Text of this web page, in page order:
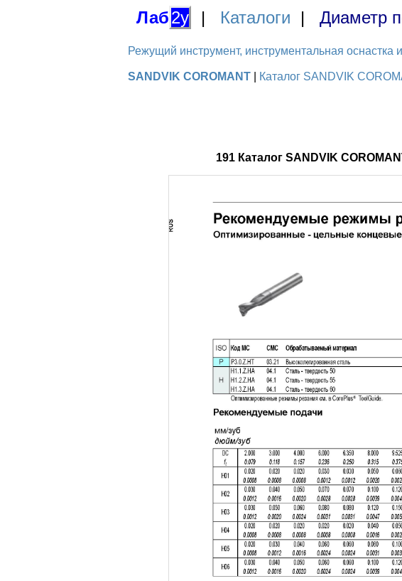
Лаб2у | Каталоги | Диаметр
Режущий инструмент, инструментальная
SANDVIK COROMANT Каталог SANDVIK
191 Каталог SANDVIK